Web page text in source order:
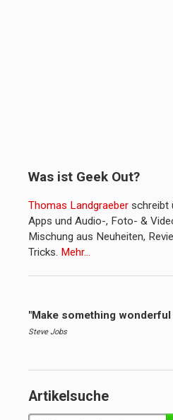
Was ist Geek Out?
Thomas Landgraeber schreibt
Apps und Audio-, Foto- &
Mischung aus Neuheiten,
Tricks. Mehr…
"Make something
Steve Jobs
Artikelsuche